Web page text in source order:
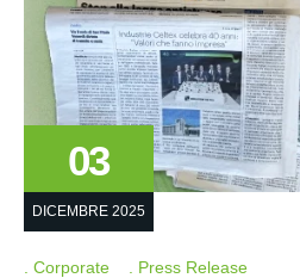
03
DICEMBRE 2025
Corporate Press Release